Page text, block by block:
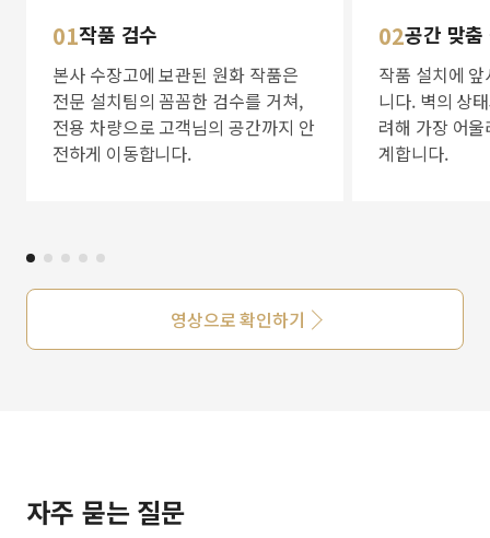
01작품 검수
본사 수장고에 보관된 원화 작품은
전문 설치팀의 꼼꼼한 검수를 거쳐,
전용 차량으로 고객님의 공간까지 안
전하게 이동합니다.
02공간 맞
작품 설치에
니다. 벽의 상
려해 가장 어
계합니다.
영상으로 확인하기
자주 묻는 질문